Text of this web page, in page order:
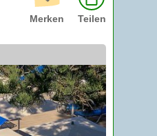
Merken Teilen